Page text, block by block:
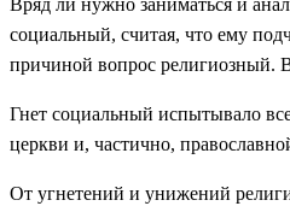
Вряд ли нужно заниматься и
социальный, считая, что ему
причиной вопрос религиозный.
Гнет социальный испытывало
церкви и, частично,
От угнетений и унижений